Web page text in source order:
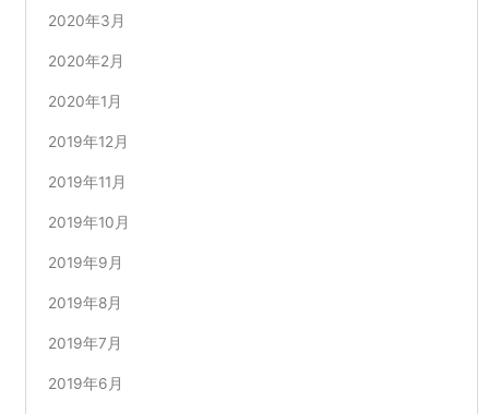
2020年3月
2020年2月
2020年1月
2019年12月
2019年11月
2019年10月
2019年9月
2019年8月
2019年7月
2019年6月